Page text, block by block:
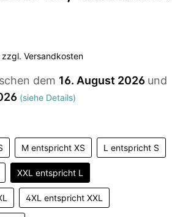
Versandkosten
dem 16. August 2026 und
(siehe Details)
M entspricht XS L entspricht S
XXL entspricht L
4XL entspricht XXL